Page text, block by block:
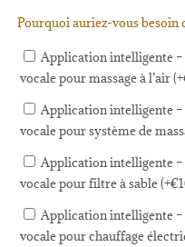
Pourquoi auriez-vous besoin
Application intelligente –
vocale pour massage à l’air (+
Application intelligente –
vocale pour système de
Application intelligente –
vocale pour filtre à sable (+€
Application intelligente –
vocale pour chauffage